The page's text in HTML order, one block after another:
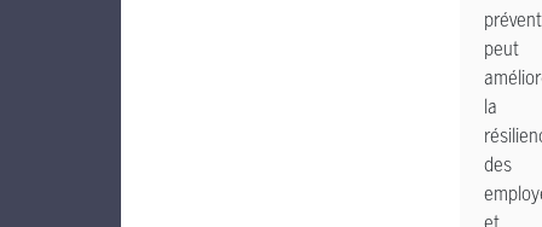
peut
la
des